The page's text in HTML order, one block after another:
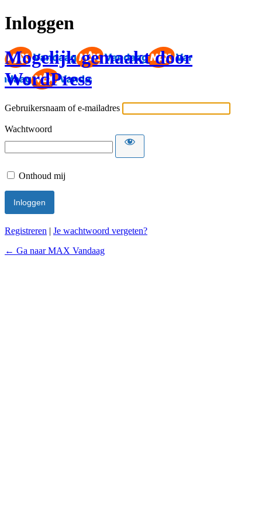
Inloggen
Mogelijk gemaakt door
WordPress
Gebruikersnaam of e-mailadres
Wachtwoord
Onthoud mij
Registreren | Je wachtwoord vergeten?
← Ga naar MAX Vandaag